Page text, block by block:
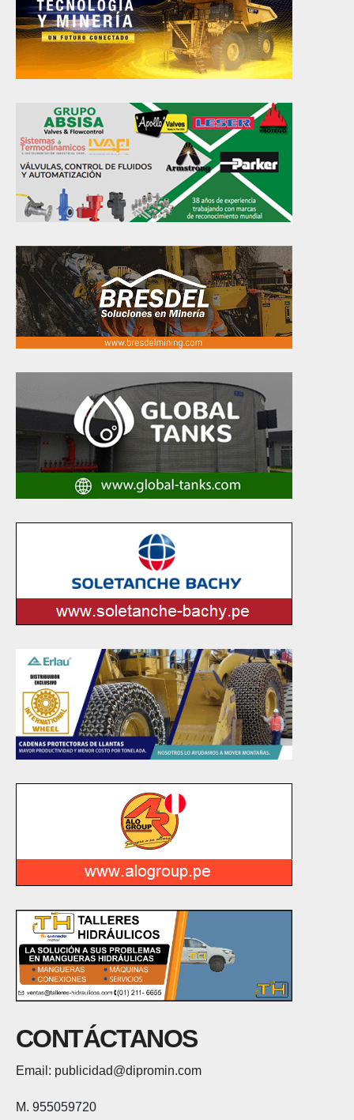
CONTÁCTANOS
Email: publicidad@dipromin.com
M. 955059720